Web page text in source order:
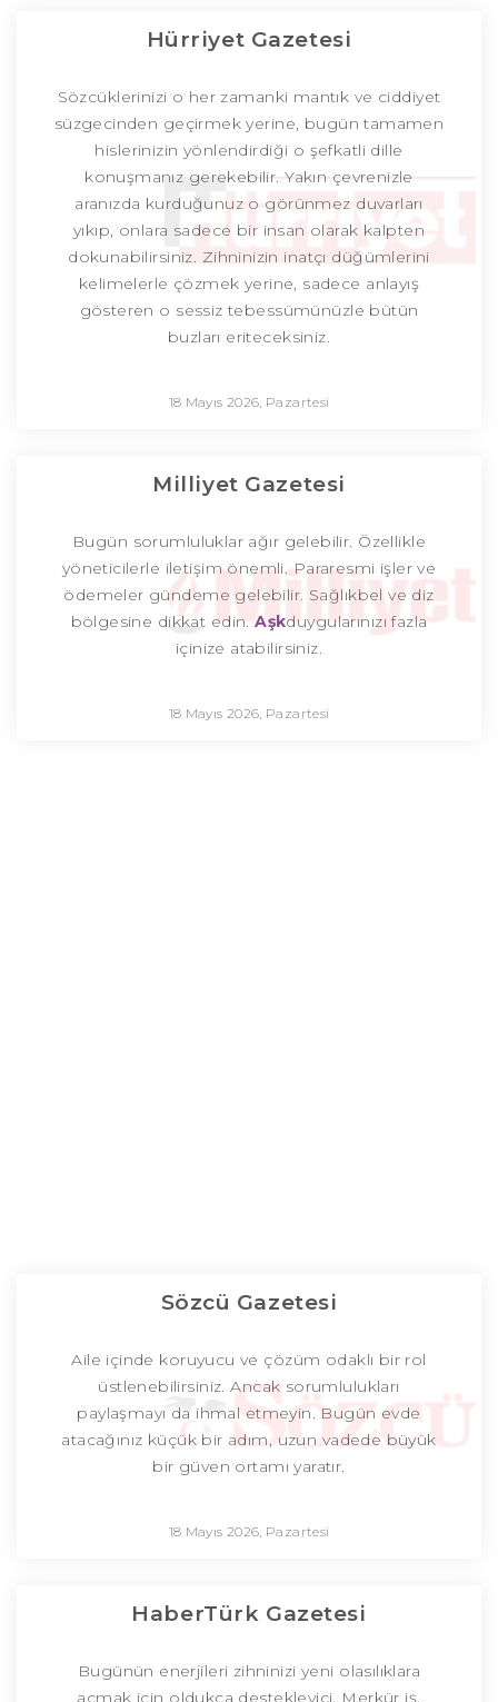
Hürriyet Gazetesi
Sözcüklerinizi o her zamanki mantık ve ciddiyet
süzgecinden geçirmek yerine, bugün tamamen
hislerinizin yönlendirdiği o şefkatli dille
konuşmanız gerekebilir. Yakın çevrenizle
aranızda kurduğunuz o görünmez duvarları
yıkıp, onlara sadece bir insan olarak kalpten
dokunabilirsiniz. Zihninizin inatçı düğümlerini
kelimelerle çözmek yerine, sadece anlayış
gösteren o sessiz tebessümünüzle bütün
buzları eriteceksiniz.
18 Mayıs 2026, Pazartesi
Milliyet Gazetesi
Bugün sorumluluklar ağır gelebilir. Özellikle
yöneticilerle iletişim önemli. Pararesmi işler ve
ödemeler gündeme gelebilir. Sağlıkbel ve diz
bölgesine dikkat edin.Aşkduygularınızı fazla
içinize atabilirsiniz.
18 Mayıs 2026, Pazartesi
Sözcü Gazetesi
Aile içinde koruyucu ve çözüm odaklı bir rol
üstlenebilirsiniz. Ancak sorumlulukları
paylaşmayı da ihmal etmeyin. Bugün evde
atacağınız küçük bir adım, uzun vadede büyük
bir güven ortamı yaratır.
18 Mayıs 2026, Pazartesi
HaberTürk Gazetesi
Bugünün enerjileri zihninizi yeni olasılıklara
açmak için oldukça destekleyici. Merkür iş,